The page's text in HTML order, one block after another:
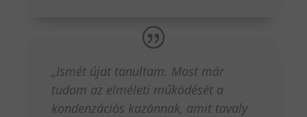
„Ismét újat tanultam. Most már
tudom az elméleti működését a
kondenzációs kazánnak, amit tavaly